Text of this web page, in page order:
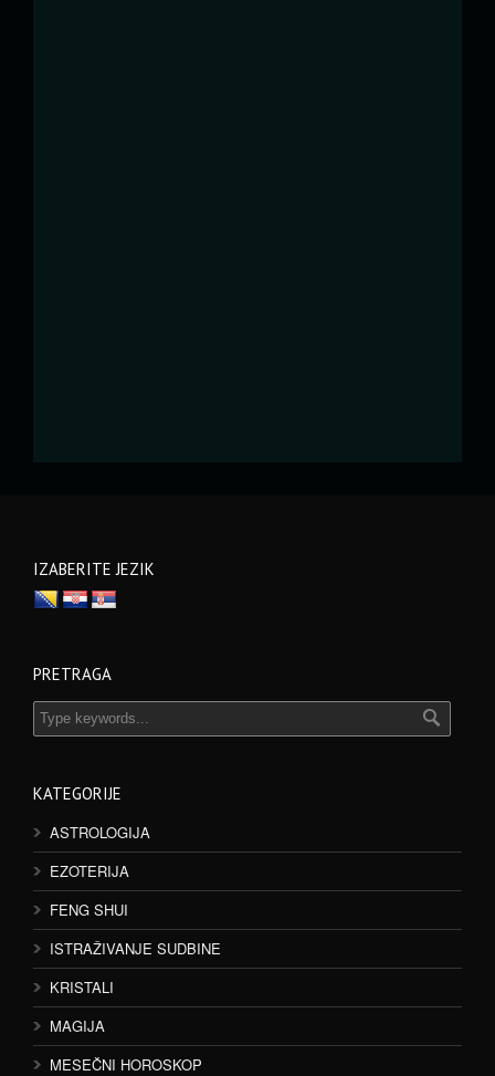
IZABERITE JEZIK
PRETRAGA
KATEGORIJE
ASTROLOGIJA
EZOTERIJA
FENG SHUI
ISTRAŽIVANJE SUDBINE
KRISTALI
MAGIJA
MESEČNI HOROSKOP